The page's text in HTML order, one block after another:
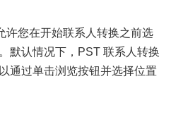
许您在开始联系人转换之前选
默认情况下，PST 联系人转换
通过单击浏览按钮并选择位置